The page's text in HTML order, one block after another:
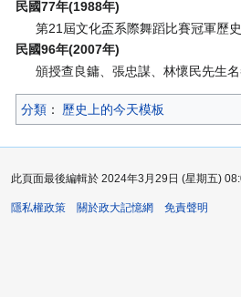
覽
尋
民國77年(1988年)
第21屆文化盃系際舞蹈比賽冠軍歷
民國96年(2007年)
頒授查良鏞、張忠謀、林懷民先生
分類 ：​ 歷史上的今天模板
此頁面最後編輯於 2024年3月29日 (星期五)
隱私權政策 關於政大記憶網 免責聲明